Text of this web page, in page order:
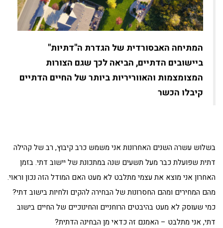
המתיחה האבסורדית של הגדרת ה"דתיות"
ביישובים הדתיים, הביאה לכך שגם הצורות
המצומצמות והאווריריות ביותר של החיים הדתיים
קיבלו הכשר
בשלוש עשרה השנים האחרונות אני משמש כרב קיבוץ, רב של קהילה
דתית שפועלת כבר מעל תשעים שנה במתכונת של יישוב דתי. בזמן
האחרון אני מוצא את עצמי מתלבט לא מעט האם המודל הזה נכון וראוי.
מהם המחירים ומהם החסרונות של הבחירה להקים ולחיות בישוב דתי?
כמי שעוסק לא מעט בהיבטים הרוחניים והחינוכיים של החיים בישוב
דתי, אני מתלבט – האמנם זה כדאי מן הבחינה הדתית?